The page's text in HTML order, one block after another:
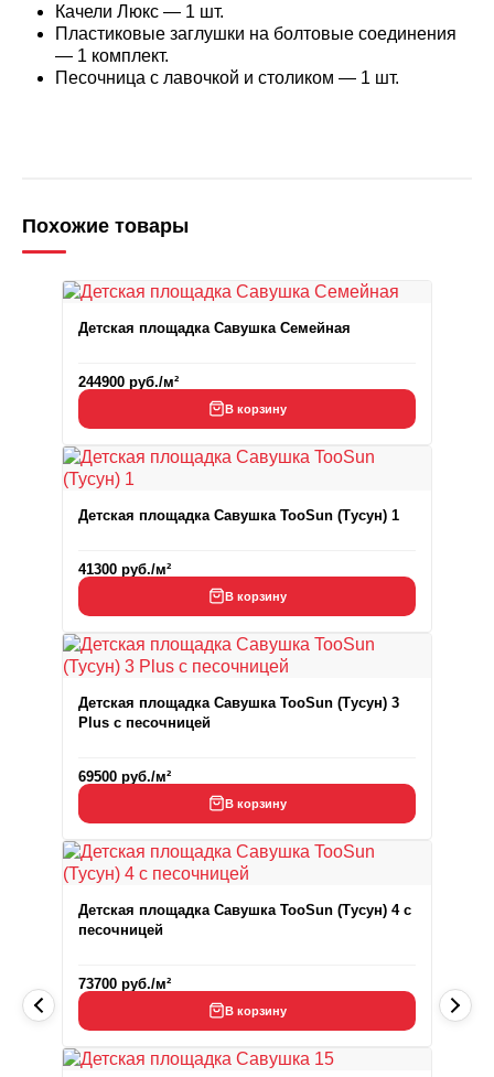
Качели Люкс — 1 шт.
Пластиковые заглушки на болтовые соединения
— 1 комплект.
Песочница с лавочкой и столиком — 1 шт.
Похожие товары
Детская площадка Савушка Семейная
244900 руб./м²
В корзину
Детская площадка Савушка TooSun (Тусун) 1
41300 руб./м²
В корзину
Детская площадка Савушка TooSun (Тусун) 3
Plus с песочницей
69500 руб./м²
В корзину
Детская площадка Савушка TooSun (Тусун) 4 с
песочницей
73700 руб./м²
В корзину